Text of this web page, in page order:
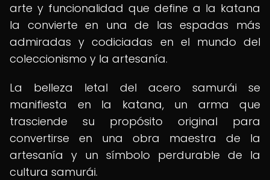
arte y funcionalidad que define a la katana
la convierte en una de las espadas más
admiradas y codiciadas en el mundo del
coleccionismo y la artesanía.
La belleza letal del acero samurái se
manifiesta en la katana, un arma que
trasciende su propósito original para
convertirse en una obra maestra de la
artesanía y un símbolo perdurable de la
cultura samurái.